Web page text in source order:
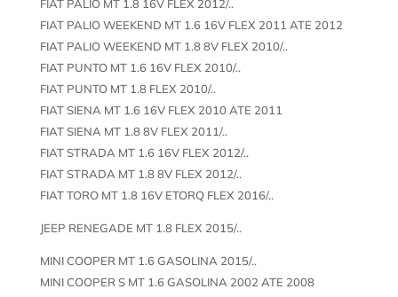
FIAT PALIO MT 1.8 16V FLEX 2012/..
FIAT PALIO WEEKEND MT 1.6 16V FLEX 2011 ATE 2012
FIAT PALIO WEEKEND MT 1.8 8V FLEX 2010/..
FIAT PUNTO MT 1.6 16V FLEX 2010/..
FIAT PUNTO MT 1.8 FLEX 2010/..
FIAT SIENA MT 1.6 16V FLEX 2010 ATE 2011
FIAT SIENA MT 1.8 8V FLEX 2011/..
FIAT STRADA MT 1.6 16V FLEX 2012/..
FIAT STRADA MT 1.8 8V FLEX 2012/..
FIAT TORO MT 1.8 16V ETORQ FLEX 2016/..
JEEP RENEGADE MT 1.8 FLEX 2015/..
MINI COOPER MT 1.6 GASOLINA 2015/..
MINI COOPER S MT 1.6 GASOLINA 2002 ATE 2008